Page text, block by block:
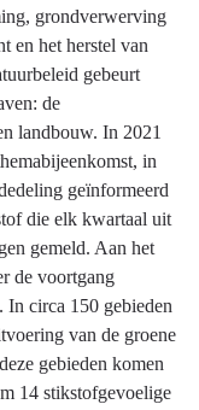
grondverwerving
en het herstel van
gebeurt
de
landbouw. In 2021
in
geïnformeerd
die elk kwartaal uit
gemeld. Aan het
de voortgang
In circa 150 gebieden
van de groene
gebieden komen
14 stikstofgevoelige